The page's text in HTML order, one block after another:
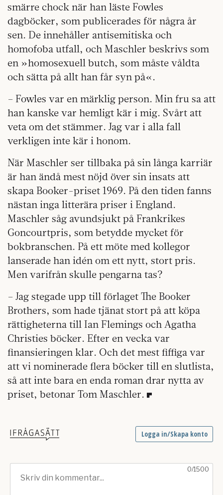
smärre chock när han läste Fowles
dagböcker, som publicerades för några år
sen. De innehåller antisemitiska och
homofoba utfall, och Maschler beskrivs som
en »homosexuell butch, som måste våldta
och sätta på allt han får syn på«.
– Fowles var en märklig person. Min fru sa att
han kanske var hemligt kär i mig. Svårt att
veta om det stämmer. Jag var i alla fall
verkligen inte kär i honom.
När Maschler ser tillbaka på sin långa karriär
är han ändå mest nöjd över sin insats att
skapa Booker-priset 1969. På den tiden fanns
nästan inga litterära priser i England.
Maschler såg avundsjukt på Frankrikes
Goncourtpris, som betydde mycket för
bokbranschen. På ett möte med kollegor
lanserade han idén om ett nytt, stort pris.
Men varifrån skulle pengarna tas?
– Jag stegade upp till förlaget The Booker
Brothers, som hade tjänat stort på att köpa
rättigheterna till Ian Flemings och Agatha
Christies böcker. Efter en vecka var
finansieringen klar. Och det mest fiffiga var
att vi nominerade flera böcker till en slutlista,
så att inte bara en enda roman drar nytta av
priset, betonar Tom Maschler.